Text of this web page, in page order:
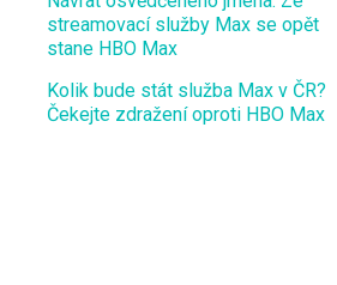
streamovací služby Max se opět
stane HBO Max
Kolik bude stát služba Max v ČR?
Čekejte zdražení oproti HBO Max